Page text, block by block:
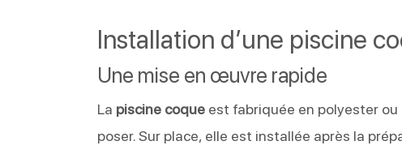
Installation d’une piscine
Une mise en œuvre rapide
La piscine coque est fabriquée en polyester
poser. Sur place, elle est installée après la